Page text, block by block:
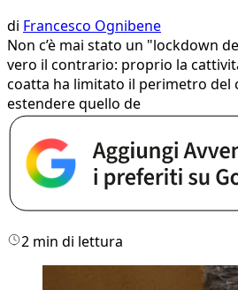
di Francesco Ognibene
Non c’è mai stato un "lockdown
vero il contrario: proprio la
coatta ha limitato il perimetro del
estendere quello de
2 min di lettura